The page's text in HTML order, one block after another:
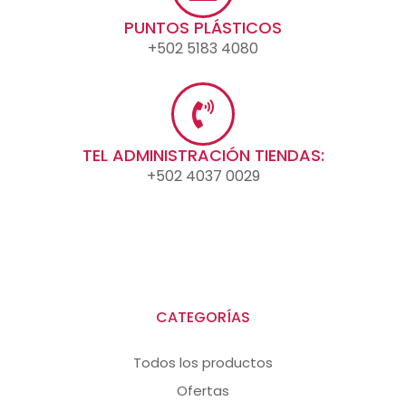
PUNTOS PLÁSTICOS
+502 5183 4080
TEL ADMINISTRACIÓN TIENDAS:
+502 4037 0029
CATEGORÍAS
Todos los productos
Ofertas